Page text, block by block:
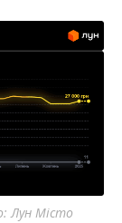
Лун Місто